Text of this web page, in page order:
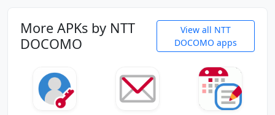
More APKs by NTT
DOCOMO
View all NTT
DOCOMO apps